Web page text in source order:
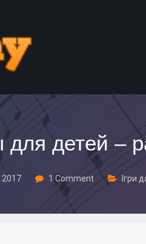
детей –
2017 1 Comment Ігри